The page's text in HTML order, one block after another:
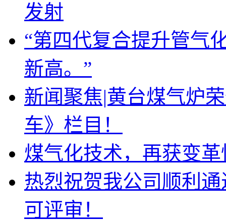
发射
“第四代复合提升管气
新高。”
新闻聚焦|黄台煤气炉
车》栏目！
煤气化技术，再获变
热烈祝贺我公司顺利
可评审！